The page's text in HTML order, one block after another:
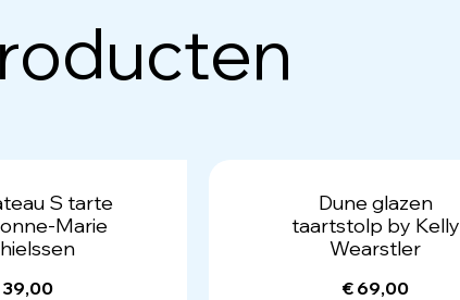
S tarte
Marie
39,00
Dune glazen
taartstolp by Kelly
Wearstler
€ 69,00